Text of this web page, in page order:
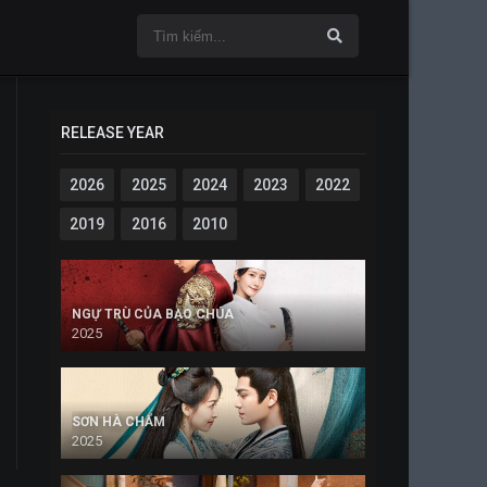
RELEASE YEAR
2026 2025 2024 2023 2022
2019 2016 2010
NGỰ TRÙ CỦA BẠO CHÚA
2025
SƠN HÀ CHẨM
2025